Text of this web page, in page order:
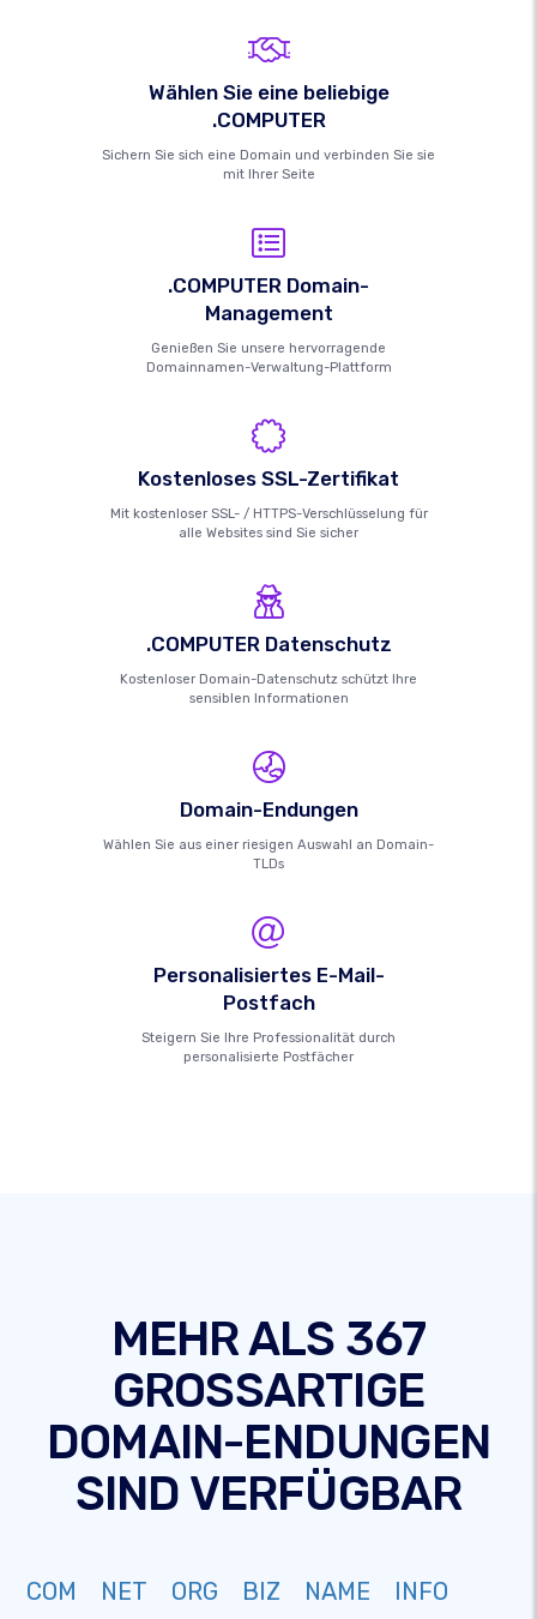
Wählen Sie eine beliebige
.COMPUTER
Sichern Sie sich eine Domain und verbinden Sie sie
mit Ihrer Seite
.COMPUTER Domain-
Management
Genießen Sie unsere hervorragende
Domainnamen-Verwaltung-Plattform
Kostenloses SSL-Zertifikat
Mit kostenloser SSL- / HTTPS-Verschlüsselung für
alle Websites sind Sie sicher
.COMPUTER Datenschutz
Kostenloser Domain-Datenschutz schützt Ihre
sensiblen Informationen
Domain-Endungen
Wählen Sie aus einer riesigen Auswahl an Domain-
TLDs
Personalisiertes E-Mail-
Postfach
Steigern Sie Ihre Professionalität durch
personalisierte Postfächer
MEHR ALS 367
GROSSARTIGE
DOMAIN-ENDUNGEN
SIND VERFÜGBAR
COM NET ORG BIZ NAME
INFO